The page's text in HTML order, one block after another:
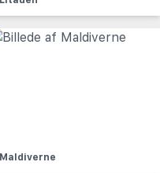
Maldiverne